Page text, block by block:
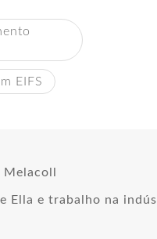
EIFS
Ella e trabalho na